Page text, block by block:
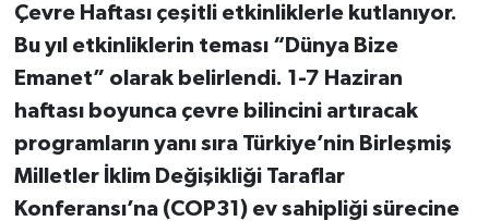
Çevre Haftası çeşitli etkinliklerle kutlanıyor.
Bu yıl etkinliklerin teması “Dünya Bize
Emanet” olarak belirlendi. 1-7 Haziran
haftası boyunca çevre bilincini artıracak
programların yanı sıra Türkiye’nin Birleşmiş
Milletler İklim Değişikliği Taraflar
Konferansı’na (COP31) ev sahipliği sürecine